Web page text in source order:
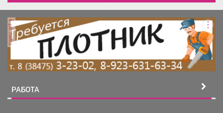
реклама
РАБОТА